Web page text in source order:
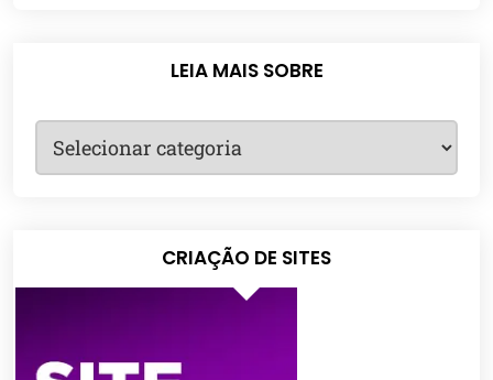
LEIA MAIS SOBRE
CRIAÇÃO DE SITES